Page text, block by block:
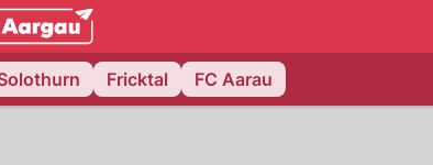
Fricktal FC Aarau